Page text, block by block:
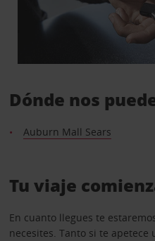
Dónde nos
Auburn Mall Sears
Tu viaje
En cuanto llegues te
necesites. Tanto si te